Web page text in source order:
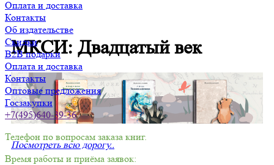
Оплата и доставка
Контакты
Об издательстве
Скидки
B2B подарки
Оплата и доставка
Контакты
Оптовые предложения
Госзакупки
+7(495)640-39-36
Телефон по вопросам заказа книг.
Время работы и приёма заявок:
МКСИ: Двадцатый век
Посмотреть всю дорогу..